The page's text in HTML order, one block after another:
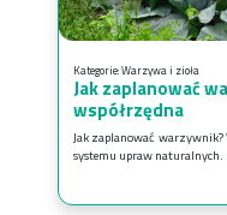
Kategorie:Warzywa i zioła
Jak zaplanować
współrzędna
Jak zaplanować
systemu upraw naturalnych.